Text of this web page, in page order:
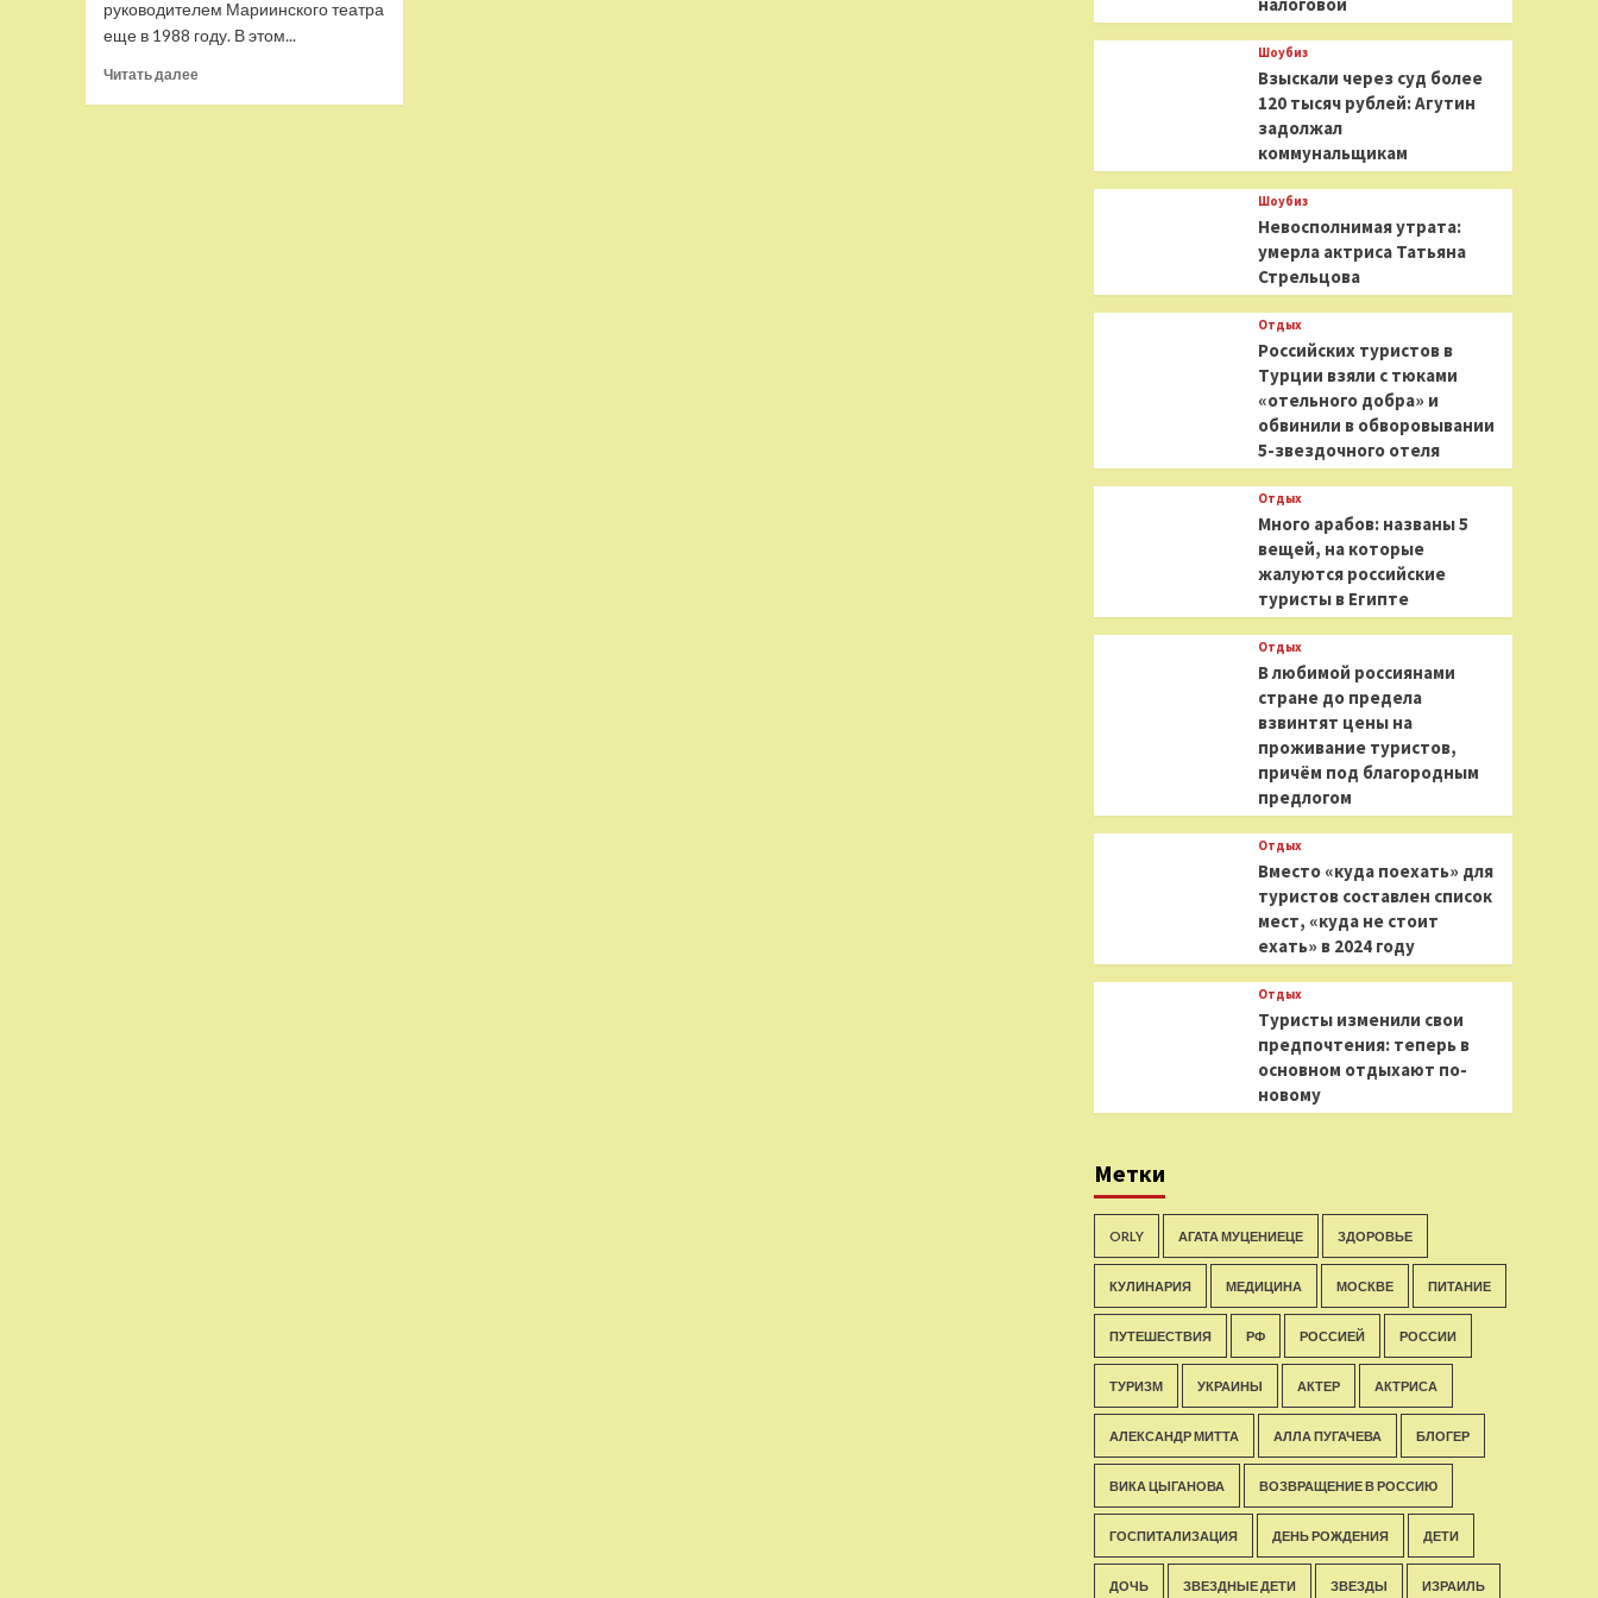
руководителем Мариинского театра
еще в 1988 году. В этом...
Читать далееПрочитать
Шоубиз
Взыскали через суд более
120 тысяч рублей: Агутин
задолжал
коммунальщикам
Шоубиз
Невосполнимая утрата:
умерла актриса Татьяна
Стрельцова
Отдых
Российских туристов в
Турции взяли с тюками
«отельного добра» и
обвинили в обворовывании
5-звездочного отеля
Отдых
Много арабов: названы 5
вещей, на которые
жалуются российские
туристы в Египте
Отдых
В любимой россиянами
стране до предела
взвинтят цены на
проживание туристов,
причём под благородным
предлогом
Отдых
Вместо «куда поехать» для
туристов составлен список
мест, «куда не стоит
ехать» в 2024 году
Отдых
Туристы изменили свои
предпочтения: теперь в
основном отдыхают по-
новому
Метки
ORLY АГАТА МУЦЕНИЕЦЕ ЗДОРОВЬЕ
КУЛИНАРИЯ МЕДИЦИНА МОСКВЕ ПИТАНИЕ
ПУТЕШЕСТВИЯ РФ РОССИЕЙ РОССИИ
ТУРИЗМ УКРАИНЫ АКТЕР АКТРИСА
АЛЕКСАНДР МИТТА АЛЛА ПУГАЧЕВА БЛОГЕР
ВИКА ЦЫГАНОВА ВОЗВРАЩЕНИЕ В РОССИЮ
ГОСПИТАЛИЗАЦИЯ ДЕНЬ РОЖДЕНИЯ ДЕТИ
ДОЧЬ ЗВЕЗДНЫЕ ДЕТИ ЗВЕЗДЫ ИЗРАИЛЬ